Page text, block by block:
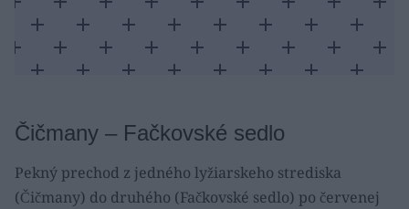
Čičmany – Fačkovské sedlo
Pekný prechod z jedného lyžiarskeho strediska
(Čičmany) do druhého (Fačkovské sedlo) po červenej